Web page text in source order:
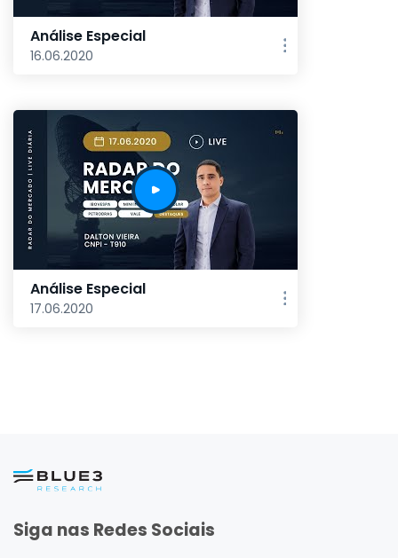
Análise Especial
16.06.2020
Análise Especial
17.06.2020
Siga nas Redes Sociais